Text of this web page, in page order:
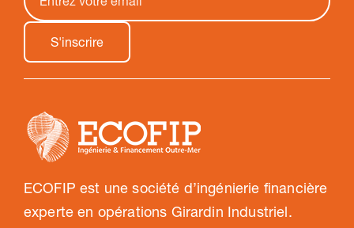
ECOFIP est une société d’ingénierie financière
experte en opérations Girardin Industriel.